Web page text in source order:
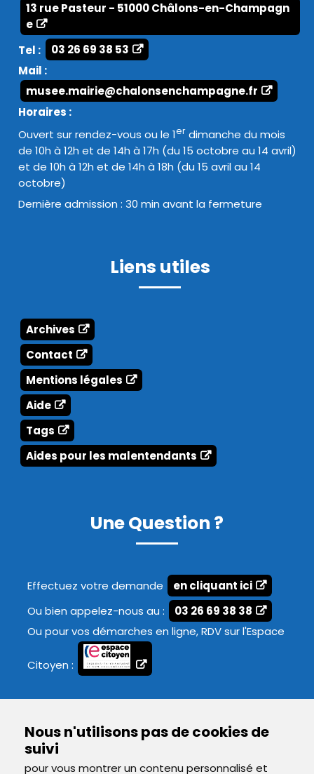
Nous n'utilisons pas de cookies de
suivi
pour vous montrer un contenu personnalisé et
13 rue Pasteur - 51000 Châlons-en-Champagn
e
Tel :
03 26 69 38 53
Mail :
musee.mairie@chalonsenchampagne.fr
Horaires :
Ouvert sur rendez-vous ou le 1er dimanche du mois
de 10h à 12h et de 14h à 17h (du 15 octobre au 14 avril)
et de 10h à 12h et de 14h à 18h (du 15 avril au 14
octobre)
Dernière admission : 30 min avant la fermeture
Liens utiles
Archives
Contact
Mentions légales
Aide
Tags
Aides pour les malentendants
Une Question ?
Effectuez votre demande
en cliquant ici
Ou bien appelez-nous au :
03 26 69 38 38
Ou pour vos démarches en ligne, RDV sur l'Espace
Citoyen :